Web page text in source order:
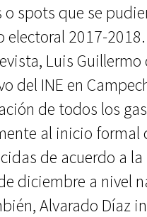
o spots que se
electoral 2017-2018.
Luis
del INE en
de todos los
al inicio formal
de acuerdo a
diciembre a nivel
Alvarado Díaz